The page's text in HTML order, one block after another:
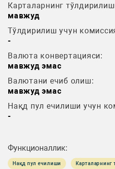
Карталарнинг
мавжуд
Тўлдирилиш учун
-
Валюта конвертацияси:
мавжуд эмас
Валютани ечиб олиш:
мавжуд эмас
Нақд пул ечилиши учун
-
Функционаллик:
Нақд пул ечилиши Карталарнинг